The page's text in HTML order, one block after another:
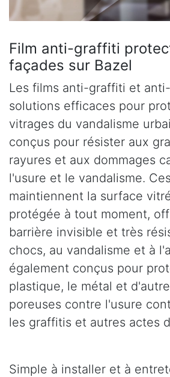
Film anti-graffiti
façades sur Bazel
Les films anti-graffiti et
solutions efficaces pour
vitrages du vandalisme
conçus pour résister aux
rayures et aux dommages
l'usure et le vandalisme.
maintiennent la surface
protégée à tout moment,
barrière invisible et très
chocs, au vandalisme et à
également conçus pour
plastique, le métal et
poreuses contre l'usure
les graffitis et autres actes
Simple à installer et à